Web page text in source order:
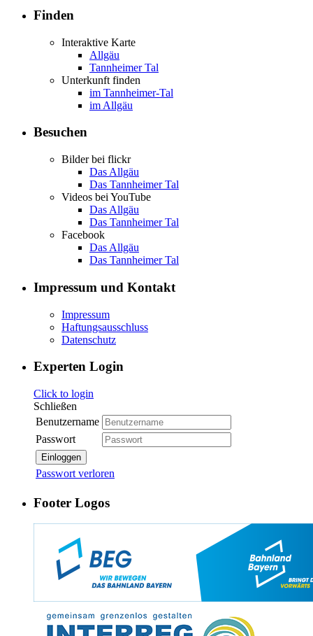
Finden
Interaktive Karte
Allgäu
Tannheimer Tal
Unterkunft finden
im Tannheimer-Tal
im Allgäu
Besuchen
Bilder bei flickr
Das Allgäu
Das Tannheimer Tal
Videos bei YouTube
Das Allgäu
Das Tannheimer Tal
Facebook
Das Allgäu
Das Tannheimer Tal
Impressum und Kontakt
Impressum
Haftungsausschluss
Datenschutz
Experten Login
Click to login
Schließen
Benutzername
Passwort
Einloggen
Passwort verloren
Footer Logos